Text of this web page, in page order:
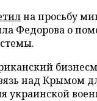
на просьбу
Федорова о
над Крымом
украинской